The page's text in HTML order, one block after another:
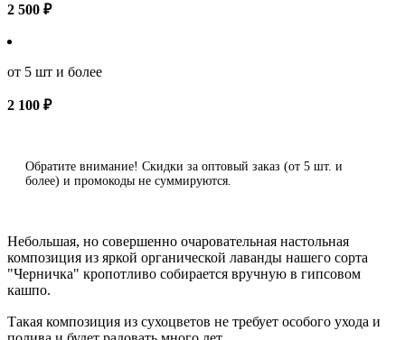
2 500 ₽
от 5 шт и более
2 100 ₽
Обратите внимание! Скидки за оптовый заказ (от 5 шт. и
более) и промокоды не суммируются.
Небольшая, но совершенно очаровательная настольная
композиция из яркой органической лаванды нашего сорта
"Черничка" кропотливо собирается вручную в гипсовом
кашпо.
Такая композиция из сухоцветов не требует особого ухода и